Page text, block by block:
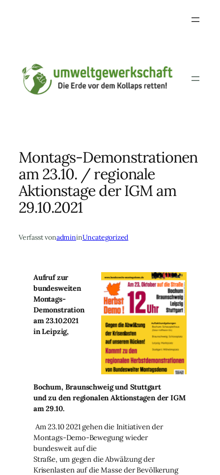
Montags-Demonstrationen
am 23.10. / regionale
Aktionstage der IGM am
29.10.2021
Verfasst vonadmininUncategorized
Aufruf zur
bundesweiten
Montags-
Demonstration
am 23.10.2021
in Leipzig,
Bochum, Braunschweig und Stuttgart
und zu den regionalen Aktionstagen der IGM
am 29.10.
Am 23.10 2021 gehen die Initiativen der
Montags-Demo-Bewegung wieder
bundesweit auf die
Straße, um gegen die Abwälzung der
Krisenlasten auf die Masse der Bevölkerung